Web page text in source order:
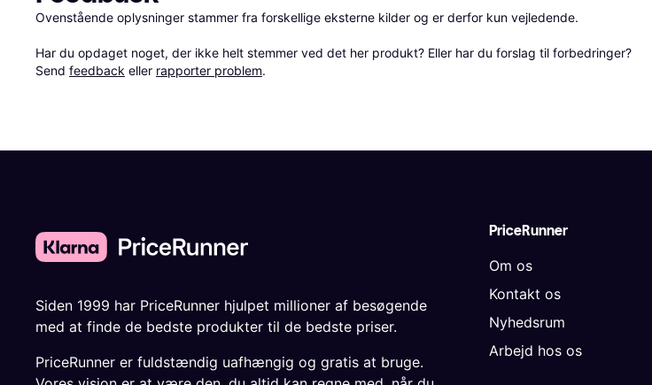
Ovenstående oplysninger stammer fra forskellige eksterne kilder og er derfor kun vejledende.
Har du opdaget noget, der ikke helt stemmer ved det her produkt? Eller har du forslag til forbedringer?
Send feedback eller rapporter problem.
PriceRunner
Om os
Kontakt os
Nyhedsrum
Arbejd hos os
Siden 1999 har PriceRunner hjulpet millioner af besøgende
med at finde de bedste produkter til de bedste priser.
PriceRunner er fuldstændig uafhængig og gratis at bruge.